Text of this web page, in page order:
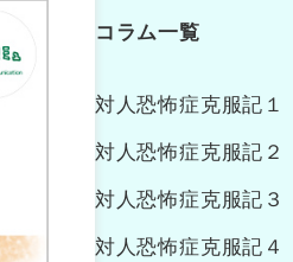
コラム一覧
対人恐怖症克服記
対人恐怖症克服記
対人恐怖症克服記
対人恐怖症克服記